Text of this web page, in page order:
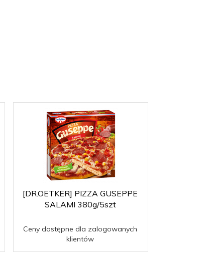
[DR.OETKER] PIZZA GUSEPPE
SALAMI 380g/5szt
Ceny dostępne dla zalogowanych
klientów